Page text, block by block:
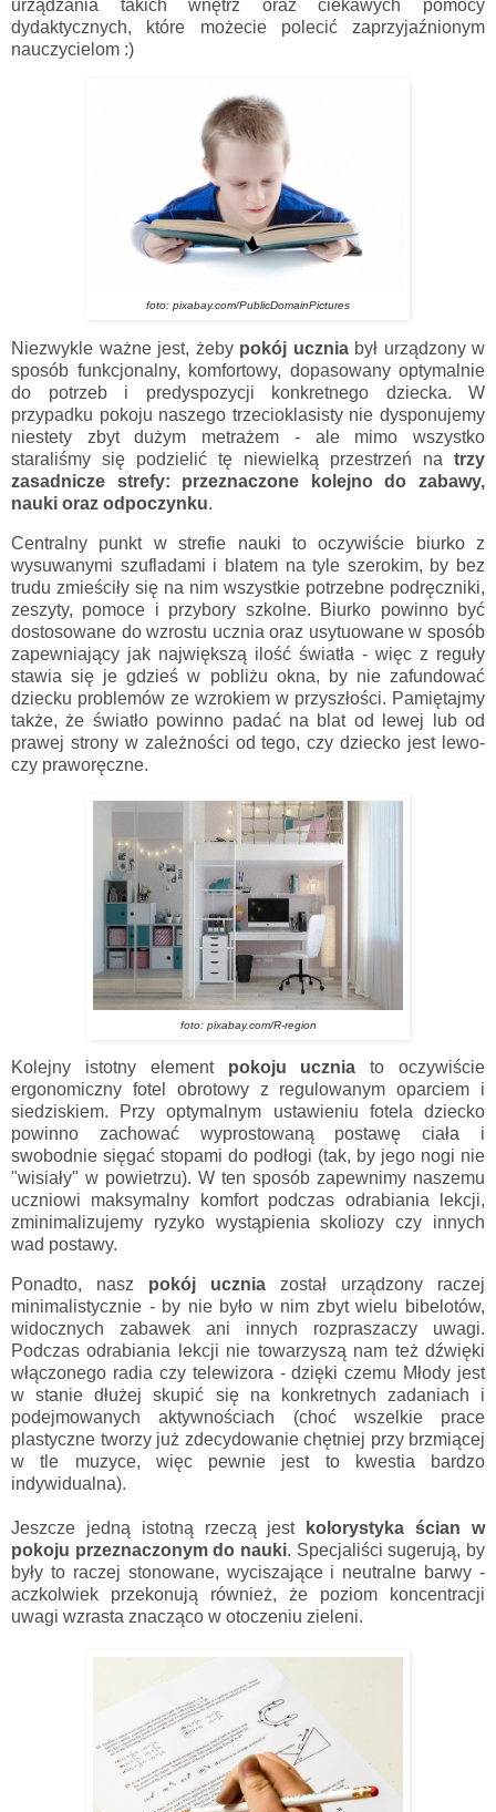
urządzania takich wnętrz oraz ciekawych pomocy
dydaktycznych, które możecie polecić zaprzyjaźnionym
nauczycielom :)
foto: pixabay.com/PublicDomainPictures
Niezwykle ważne jest, żebypokój ucznia był urządzony w
sposób funkcjonalny, komfortowy, dopasowany optymalnie
do potrzeb i predyspozycji konkretnego dziecka. W
przypadku pokoju naszego trzecioklasisty nie dysponujemy
niestety zbyt dużym metrażem - ale mimo wszystko
staraliśmy się podzielić tę niewielką przestrzeń na trzy
zasadnicze strefy: przeznaczone kolejno do zabawy,
nauki oraz odpoczynku.
Centralny punkt w strefie nauki to oczywiście biurko z
wysuwanymi szufladami i blatem na tyle szerokim, by bez
trudu zmieściły się na nim wszystkie potrzebne podręczniki,
zeszyty, pomoce i przybory szkolne. Biurko powinno być
dostosowane do wzrostu ucznia oraz usytuowane w sposób
zapewniający jak największą ilość światła - więc z reguły
stawia się je gdzieś w pobliżu okna, by nie zafundować
dziecku problemów ze wzrokiem w przyszłości. Pamiętajmy
także, że światło powinno padać na blat od lewej lub od
prawej strony w zależności od tego, czy dziecko jest lewo-
czy praworęczne.
foto: pixabay.com/R-region
Kolejny istotny element pokoju ucznia to oczywiście
ergonomiczny fotel obrotowy z regulowanym oparciem i
siedziskiem. Przy optymalnym ustawieniu fotela dziecko
powinno zachować wyprostowaną postawę ciała i
swobodnie sięgać stopami do podłogi (tak, by jego nogi nie
"wisiały" w powietrzu). W ten sposób zapewnimy naszemu
uczniowi maksymalny komfort podczas odrabiania lekcji,
zminimalizujemy ryzyko wystąpienia skoliozy czy innych
wad postawy.
Ponadto, nasz pokój ucznia został urządzony raczej
minimalistycznie - by nie było w nim zbyt wielu bibelotów,
widocznych zabawek ani innych rozpraszaczy uwagi.
Podczas odrabiania lekcji nie towarzyszą nam też dźwięki
włączonego radia czy telewizora - dzięki czemu Młody jest
w stanie dłużej skupić się na konkretnych zadaniach i
podejmowanych aktywnościach (choć wszelkie prace
plastyczne tworzy już zdecydowanie chętniej przy brzmiącej
w tle muzyce, więc pewnie jest to kwestia bardzo
indywidualna).
Jeszcze jedną istotną rzeczą jest
kolorystyka ścian w
pokoju przeznaczonym do nauki. Specjaliści sugerują, by
były to raczej stonowane, wyciszające i neutralne barwy -
aczkolwiek przekonują również, że poziom koncentracji
uwagi wzrasta znacząco w otoczeniu zieleni.